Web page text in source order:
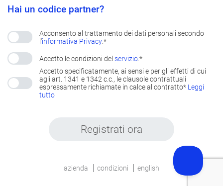
Hai un codice partner?
Acconsento al trattamento dei dati personali secondo
l'informativa Privacy.*
Accetto le condizioni del servizio.*
Accetto specificatamente, ai sensi e per gli effetti di cui
agli art. 1341 e 1342 c.c., le clausole contrattuali
espressamente richiamate in calce al contratto* Leggi
tutto
Registrati ora
azienda condizioni english